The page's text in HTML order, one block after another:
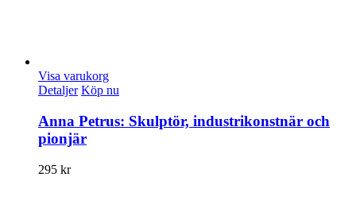
Visa varukorg
Detaljer Köp nu
Anna Petrus: Skulptör, industrikonstnär och
pionjär
295 kr